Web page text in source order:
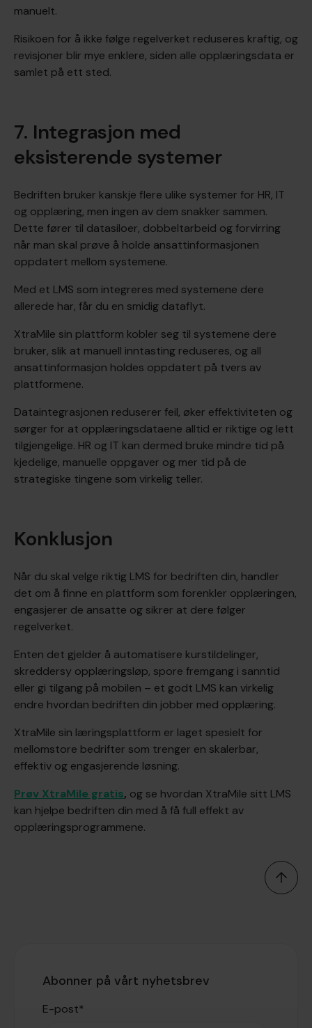
manuelt.
Risikoen for å ikke følge regelverket reduseres kraftig, og
revisjoner blir mye enklere, siden alle opplæringsdata er
samlet på ett sted.
7. Integrasjon med
eksisterende systemer
Bedriften bruker kanskje flere ulike systemer for HR, IT
og opplæring, men ingen av dem snakker sammen.
Dette fører til datasiloer, dobbeltarbeid og forvirring
når man skal prøve å holde ansattinformasjonen
oppdatert mellom systemene.
Med et LMS som integreres med systemene dere
allerede har, får du en smidig dataflyt.
XtraMile sin plattform kobler seg til systemene dere
bruker, slik at manuell inntasting reduseres, og all
ansattinformasjon holdes oppdatert på tvers av
plattformene.
Dataintegrasjonen reduserer feil, øker effektiviteten og
sørger for at opplæringsdataene alltid er riktige og lett
tilgjengelige. HR og IT kan dermed bruke mindre tid på
kjedelige, manuelle oppgaver og mer tid på de
strategiske tingene som virkelig teller.
Konklusjon
Når du skal velge riktig LMS for bedriften din, handler
det om å finne en plattform som forenkler opplæringen,
engasjerer de ansatte og sikrer at dere følger
regelverket.
Enten det gjelder å automatisere kurstildelinger,
skreddersy opplæringsløp, spore fremgang i sanntid
eller gi tilgang på mobilen – et godt LMS kan virkelig
endre hvordan bedriften din jobber med opplæring.
XtraMile sin læringsplattform er laget spesielt for
mellomstore bedrifter som trenger en skalerbar,
effektiv og engasjerende løsning.
Prøv XtraMile gratis, og se hvordan XtraMile sitt LMS
kan hjelpe bedriften din med å få full effekt av
opplæringsprogrammene.
Abonner på vårt nyhetsbrev
E-post*